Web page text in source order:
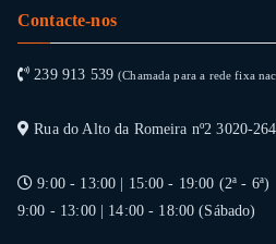
Contacte-nos
239 913 539(Chamada para a rede fixa
Rua do Alto da Romeira nº2 3020-
9:00 - 13:00 | 15:00 - 19:00 (2ª - 6ª)
9:00 - 13:00 | 14:00 - 18:00 (Sábado)